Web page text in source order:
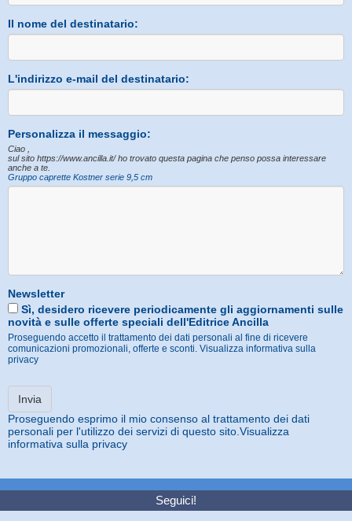
Il nome del destinatario:
L'indirizzo e-mail del destinatario:
Personalizza il messaggio:
Ciao ,
sul sito https://www.ancilla.it/ ho trovato questa pagina che penso possa interessare
anche a te.
Gruppo caprette Kostner serie 9,5 cm
Newsletter
Sì, desidero ricevere periodicamente gli aggiornamenti sulle
novità e sulle offerte speciali dell'Editrice Ancilla
Proseguendo accetto il trattamento dei dati personali al fine di ricevere
comunicazioni promozionali, offerte e sconti. Visualizza informativa sulla
privacy
Proseguendo esprimo il mio consenso al trattamento dei dati
personali per l'utilizzo dei servizi di questo sito. Visualizza
informativa sulla privacy
Seguici!